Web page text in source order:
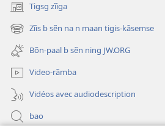
Tigsg zĩiga
(ouvre
une
nouvelle
fenêtre)
Zĩis b sẽn na n maan tigis-kãsemse
(ouvre
une
nouvelle
fenêtre)
Bõn-paal b sẽn ning JW.ORG
Video-rãmba
Vidéos avec audiodescription
bao